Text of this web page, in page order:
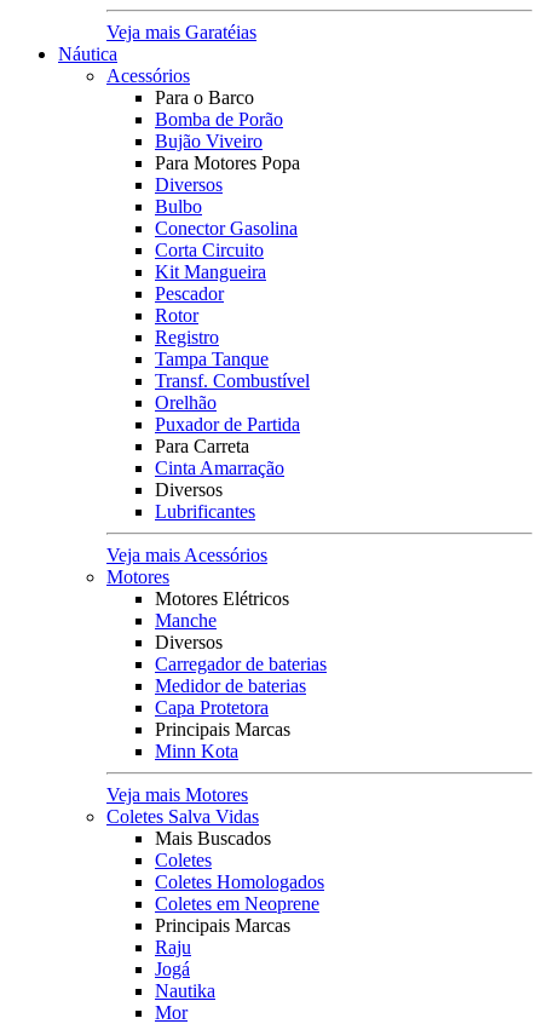
Veja mais Garatéias
Náutica
Acessórios
Para o Barco
Bomba de Porão
Bujão Viveiro
Para Motores Popa
Diversos
Bulbo
Conector Gasolina
Corta Circuito
Kit Mangueira
Pescador
Rotor
Registro
Tampa Tanque
Transf. Combustível
Orelhão
Puxador de Partida
Para Carreta
Cinta Amarração
Diversos
Lubrificantes
Veja mais Acessórios
Motores
Motores Elétricos
Manche
Diversos
Carregador de baterias
Medidor de baterias
Capa Protetora
Principais Marcas
Minn Kota
Veja mais Motores
Coletes Salva Vidas
Mais Buscados
Coletes
Coletes Homologados
Coletes em Neoprene
Principais Marcas
Raju
Jogá
Nautika
Mor